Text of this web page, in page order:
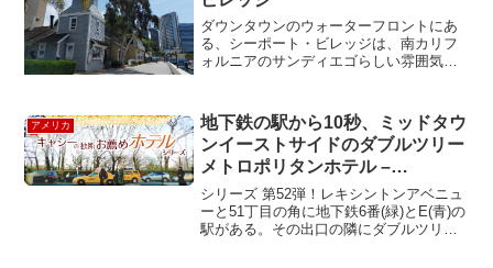
ダウンタウンのウォーターフロントにあ
る、シーポート・ビレッジは、南カリフ
ォルニアのサンディエゴらしい雰囲気を
光スポットのひとつです。海沿いのビレ
ッジには、可愛らしい建物...
アメリカ
地下鉄の駅から10秒、ミッドタウ
ンイーストサイドのダブルツリー
メトロポリタンホテル –
DoubleTree by Hilton
Metropolitan Hotel
シリーズ 第52弾！レキシントンアベニュ
ーと51丁目の角に地下鉄6番(緑)とE(青)の
駅がある。その出口の隣にダブルツリー